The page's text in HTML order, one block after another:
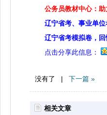
公务员教材中心：
辽宁省考、事业单
辽宁省考模拟卷，
点击分享此信息：
没有了 | 下一篇 »
相关文章